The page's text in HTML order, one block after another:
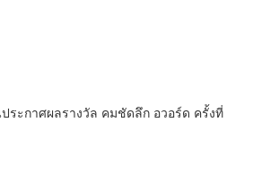
ระกาศผลรางวัล คมชัดลึก อวอร์ด ครั้งที่